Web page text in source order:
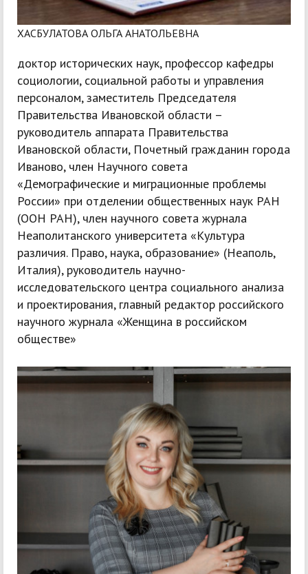
ХАСБУЛАТОВА ОЛЬГА АНАТОЛЬЕВНА
доктор исторических наук, профессор кафедры
социологии, социальной работы и управления
персоналом, заместитель Председателя
Правительства Ивановской области –
руководитель аппарата Правительства
Ивановской области, Почетный гражданин города
Иваново, член Научного совета
«Демографические и миграционные проблемы
России» при отделении общественных наук РАН
(ООН РАН), член научного совета журнала
Неаполитанского университета «Культура
различия. Право, наука, образование» (Неаполь,
Италия), руководитель научно-
исследовательского центра социального анализа
и проектирования, главный редактор российского
научного журнала «Женщина в российском
обществе»